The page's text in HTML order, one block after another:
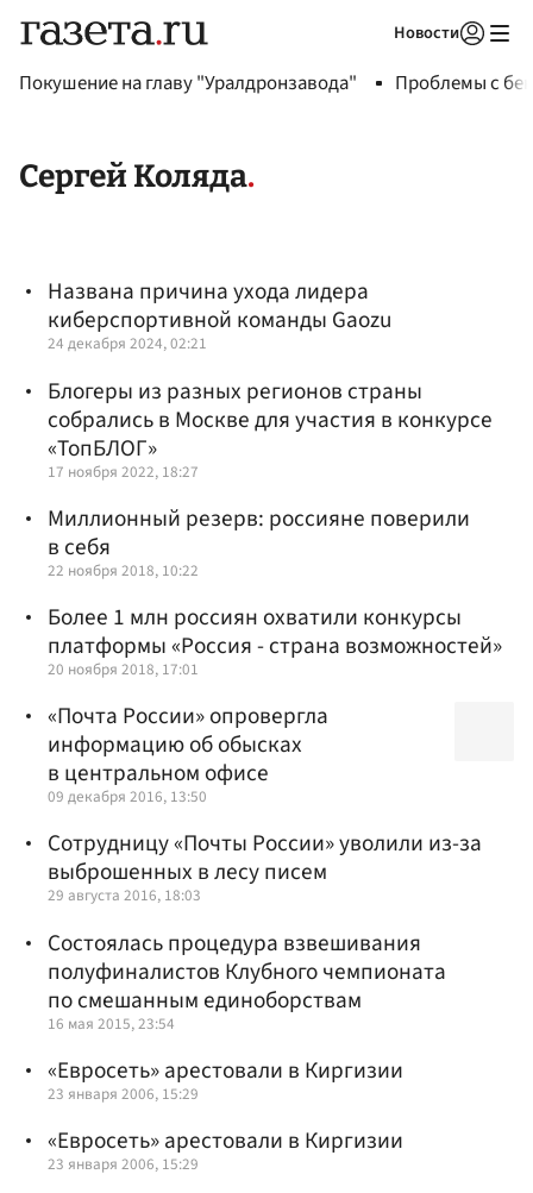
Новости
Покушение на главу "Уралдронзавода" Проблемы с
Сергей Коляда
Названа причина ухода лидера
киберспортивной команды Gaozu
24 декабря 2024, 02:21
Блогеры из разных регионов страны
собрались в Москве для участия в конкурсе
«ТопБЛОГ»
17 ноября 2022, 18:27
Миллионный резерв: россияне поверили
в себя
22 ноября 2018, 10:22
Более 1 млн россиян охватили конкурсы
платформы «Россия - страна возможностей»
20 ноября 2018, 17:01
«Почта России» опровергла
информацию об обысках
в центральном офисе
09 декабря 2016, 13:50
Сотрудницу «Почты России» уволили из-за
выброшенных в лесу писем
29 августа 2016, 18:03
Состоялась процедура взвешивания
полуфиналистов Клубного чемпионата
по смешанным единоборствам
16 мая 2015, 23:54
«Евросеть» арестовали в Киргизии
23 января 2006, 15:29
«Евросеть» арестовали в Киргизии
23 января 2006, 15:29